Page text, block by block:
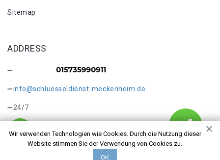
Wir verwenden Technologien wie Cookies. Durch die Nutzung dieser
Website stimmen Sie der Verwendung von Cookies zu.
ОК
Sitemap
ADDRESS
info@schluesseldienst-meckenheim.de
24/7